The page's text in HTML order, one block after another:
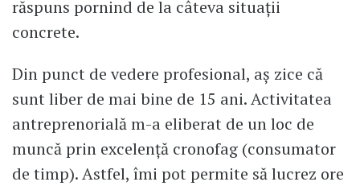
răspuns pornind de la câteva situații
concrete.
Din punct de vedere profesional, aș zice că
sunt liber de mai bine de 15 ani. Activitatea
antreprenorială m-a eliberat de un loc de
muncă prin excelență cronofag (consumator
de timp). Astfel, îmi pot permite să lucrez ore